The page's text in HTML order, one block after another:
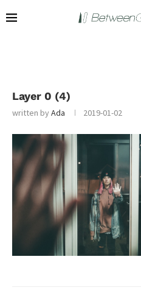
Layer 0 (4)
written byAda 2019-01-02